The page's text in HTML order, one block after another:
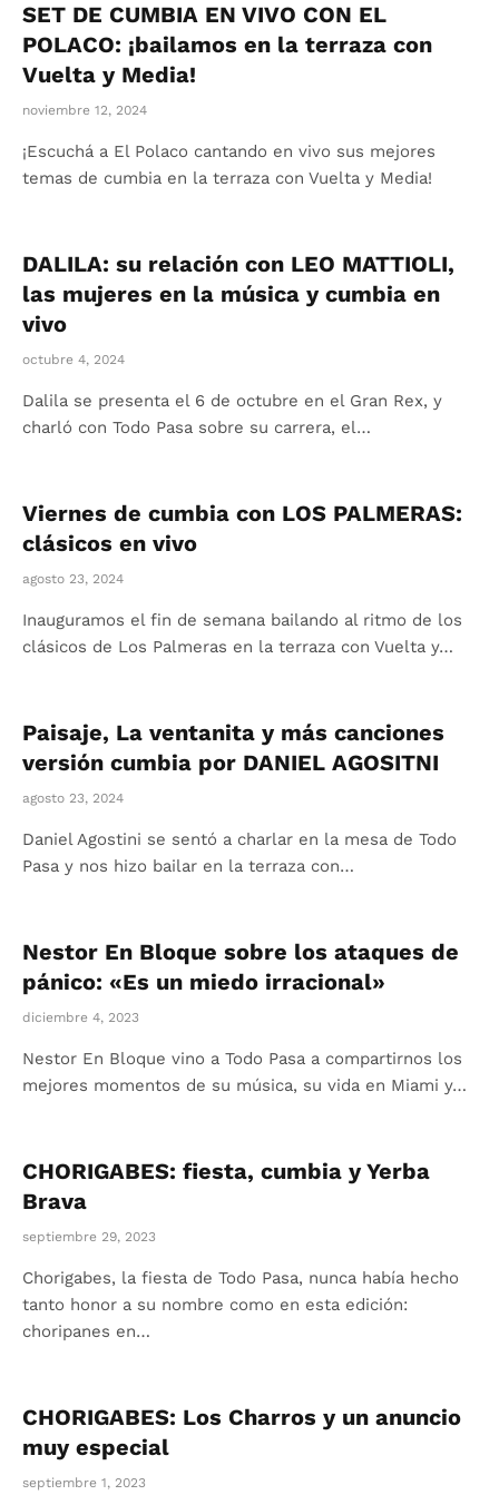
SET DE CUMBIA EN VIVO CON EL
POLACO: ¡bailamos en la terraza con
Vuelta y Media!
noviembre 12, 2024
¡Escuchá a El Polaco cantando en vivo sus mejores
temas de cumbia en la terraza con Vuelta y Media!
DALILA: su relación con LEO MATTIOLI,
las mujeres en la música y cumbia en
vivo
octubre 4, 2024
Dalila se presenta el 6 de octubre en el Gran Rex, y
charló con Todo Pasa sobre su carrera, el…
Viernes de cumbia con LOS PALMERAS:
clásicos en vivo
agosto 23, 2024
Inauguramos el fin de semana bailando al ritmo de los
clásicos de Los Palmeras en la terraza con Vuelta y…
Paisaje, La ventanita y más canciones
versión cumbia por DANIEL AGOSITNI
agosto 23, 2024
Daniel Agostini se sentó a charlar en la mesa de Todo
Pasa y nos hizo bailar en la terraza con…
Nestor En Bloque sobre los ataques de
pánico: «Es un miedo irracional»
diciembre 4, 2023
Nestor En Bloque vino a Todo Pasa a compartirnos los
mejores momentos de su música, su vida en Miami y…
CHORIGABES: fiesta, cumbia y Yerba
Brava
septiembre 29, 2023
Chorigabes, la fiesta de Todo Pasa, nunca había hecho
tanto honor a su nombre como en esta edición:
choripanes en…
CHORIGABES: Los Charros y un anuncio
muy especial
septiembre 1, 2023